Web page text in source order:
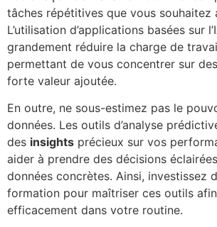
tâches répétitives que vous souhaitez
L’utilisation d’applications basées sur
grandement réduire la charge de
permettant de vous concentrer sur
forte valeur ajoutée.
En outre, ne sous-estimez pas le
données. Les outils d’analyse
des insights précieux sur vos
aider à prendre des décisions
données concrètes. Ainsi, investissez
formation pour maîtriser ces outils
efficacement dans votre routine.